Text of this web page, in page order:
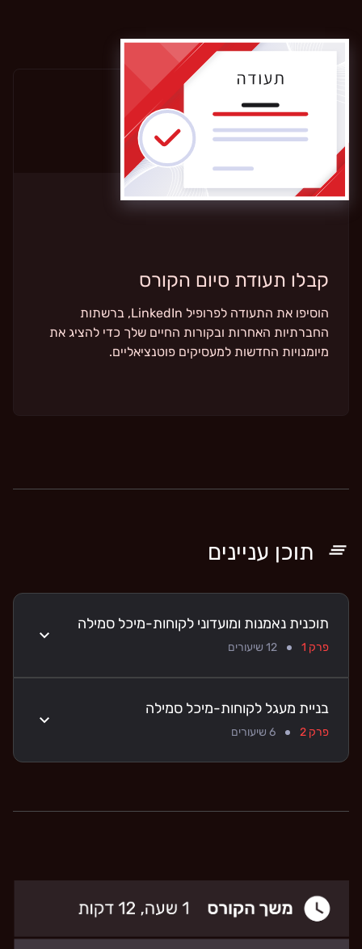
קבלו תעודת סיום הקורס
הוסיפו את התעודה לפרופיל LinkedIn, ברשתות
החברתיות האחרות ובקורות החיים שלך כדי להציג את
מיומנויות החדשות למעסיקים פוטנציאליים.
תוכן עניינים
תוכנית נאמנות ומועדוני לקוחות-מיכל סמילה
פרק 1 12 שיעורים
בניית מעגל לקוחות-מיכל סמילה
פרק 2 6 שיעורים